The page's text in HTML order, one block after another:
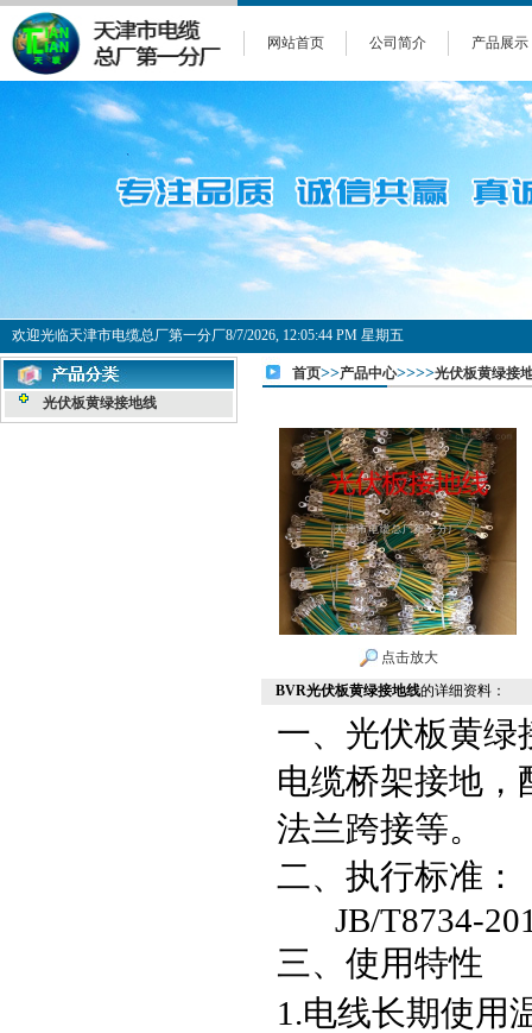
网站首页 公司简介 产品展示
欢迎光临天津市电缆总厂第一分厂8/7/2026, 12:05:44 PM 星期五
光伏板黄绿接地线
首页>>产品中心>>>>光伏板黄绿接
点击放大
BVR光伏板黄绿接地线的详细资料：
一、光伏板黄绿
电缆桥架接地
法兰跨接等。
二、 执行标准：
JB/T8734-
三、使用特性
1.电线长期使用